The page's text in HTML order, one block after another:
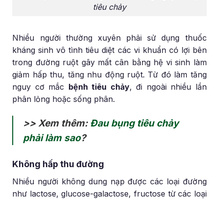
tiêu chảy
Nhiều người thường xuyên phải sử dụng thuốc
kháng sinh vô tình tiêu diệt các vi khuẩn có lợi bên
trong đường ruột gây mất cân bằng hệ vi sinh làm
giảm hấp thu, tăng nhu động ruột. Từ đó làm tăng
nguy cơ mắc bệnh tiêu chảy, đi ngoài nhiều lần
phân lỏng hoặc sống phân.
>> Xem thêm: Đau bụng tiêu chảy
phải làm sao?
Không hấp thu đường
Nhiều người không dung nạp được các loại đường
như lactose, glucose-galactose, fructose từ các loại